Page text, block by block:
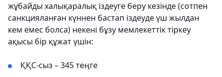
жұбайды халықаралық іздеуге беру кезінде (сотпен
санкцияланған күннен бастап іздеуде үш жылдан
кем емес болса) некені бұзу мемлекеттік тіркеу
ақысы бір құжат үшін:
ҚҚС-сыз – 345 теңге